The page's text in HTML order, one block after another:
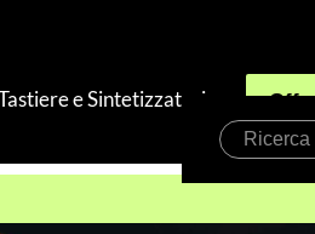
e Sintetizzatori
Ricerca